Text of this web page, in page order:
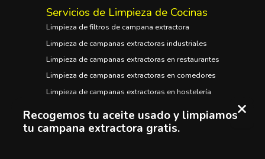
Recogemos tu aceite usado y limpiamos
tu campana extractora gratis.
Servicios de Limpieza de Cocinas
Limpieza de filtros de campana extractora
Limpieza de campanas extractoras industriales
Limpieza de campanas extractoras en restaurantes
Limpieza de campanas extractoras en comedores
Limpieza de campanas extractoras en hostelería